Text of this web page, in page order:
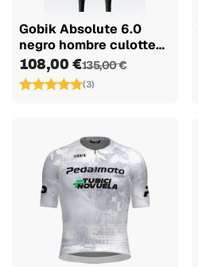
Gobik Absolute 6.0
negro hombre culotte
largo
108,00 €135,00 €
(3)